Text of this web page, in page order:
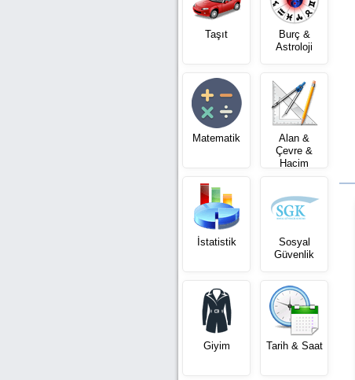
Taşıt
Burç &
Astroloji
Matematik
Alan &
Çevre &
Hacim
İstatistik
Sosyal
Güvenlik
Giyim Tarih & Saat